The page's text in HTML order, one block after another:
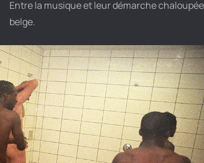
Entre la musique et leur démarche
belge.